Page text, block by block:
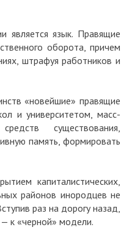
является язык. Правящие
оборота, причем
штрафуя работников и
«новейшие» правящие
и университетом, масс-
существования,
память, формировать
капиталистических,
районов инородцев не
раз на дорогу назад,
к «черной» модели.